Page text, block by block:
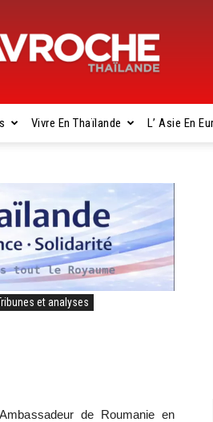
Gavroche
Thaïlande
Vivre En Thaïlande L’ Asie En
et analyses
de Roumanie en